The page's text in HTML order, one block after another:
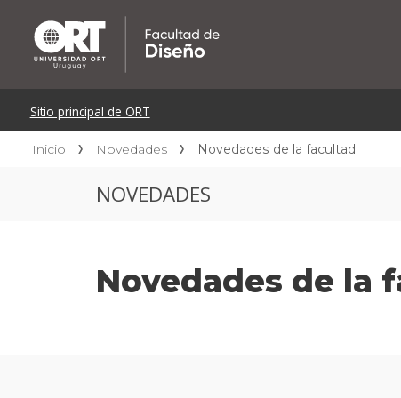
Inicio Novedades Novedades de la facultad
NOVEDADES
Novedades de la